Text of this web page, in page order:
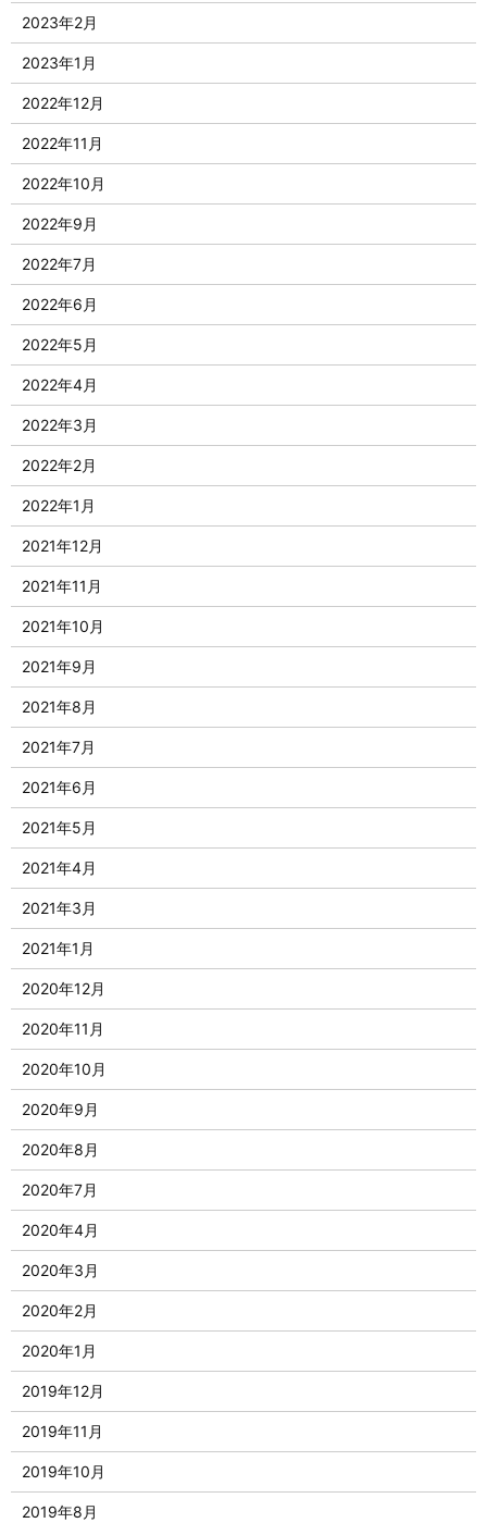
2023年2月
2023年1月
2022年12月
2022年11月
2022年10月
2022年9月
2022年7月
2022年6月
2022年5月
2022年4月
2022年3月
2022年2月
2022年1月
2021年12月
2021年11月
2021年10月
2021年9月
2021年8月
2021年7月
2021年6月
2021年5月
2021年4月
2021年3月
2021年1月
2020年12月
2020年11月
2020年10月
2020年9月
2020年8月
2020年7月
2020年4月
2020年3月
2020年2月
2020年1月
2019年12月
2019年11月
2019年10月
2019年8月